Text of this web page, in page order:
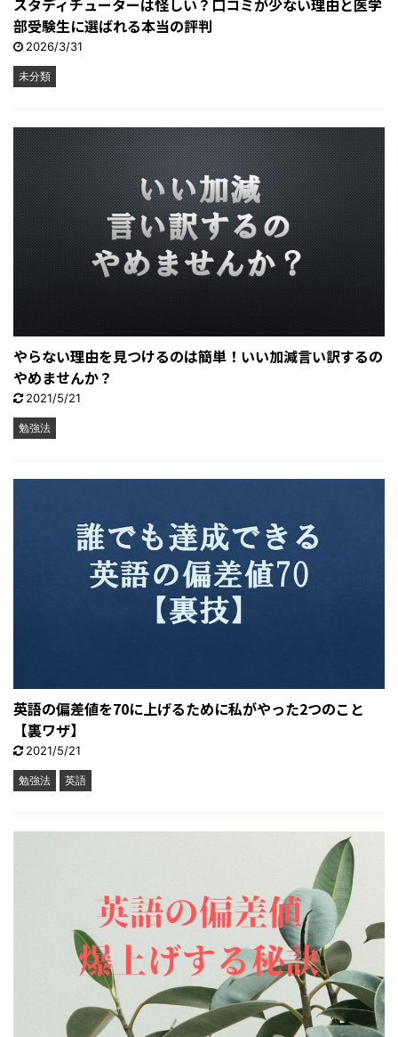
スタディチューターは怪しい？口コミが少ない理由と医学
部受験生に選ばれる本当の評判
2026/3/31
未分類
やらない理由を見つけるのは簡単！いい加減言い訳するの
やめませんか？
2021/5/21
勉強法
英語の偏差値を70に上げるために私がやった2つのこと
【裏ワザ】
2021/5/21
勉強法 英語